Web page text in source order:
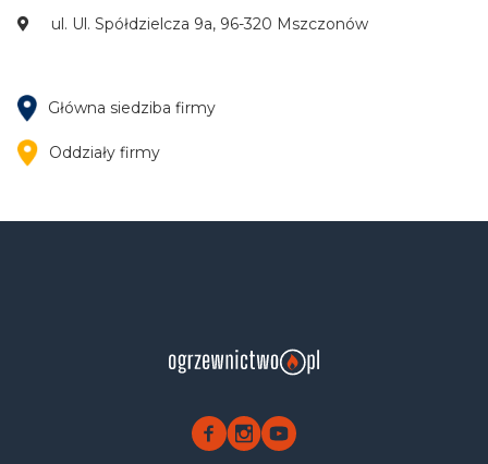
ul. Ul. Spółdzielcza 9a, 96-320 Mszczonów
Główna siedziba firmy
Oddziały firmy